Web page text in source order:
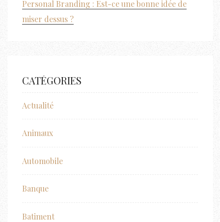
Personal Branding : Est-ce une bonne idée de
miser dessus ?
CATÉGORIES
Actualité
Animaux
Automobile
Banque
Batiment